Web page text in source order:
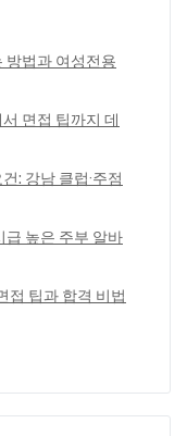
방법과 여성전용
면접 팁까지 데
: 강남 클럽·주점
급 높은 주부 알바
접 팁과 합격 비법